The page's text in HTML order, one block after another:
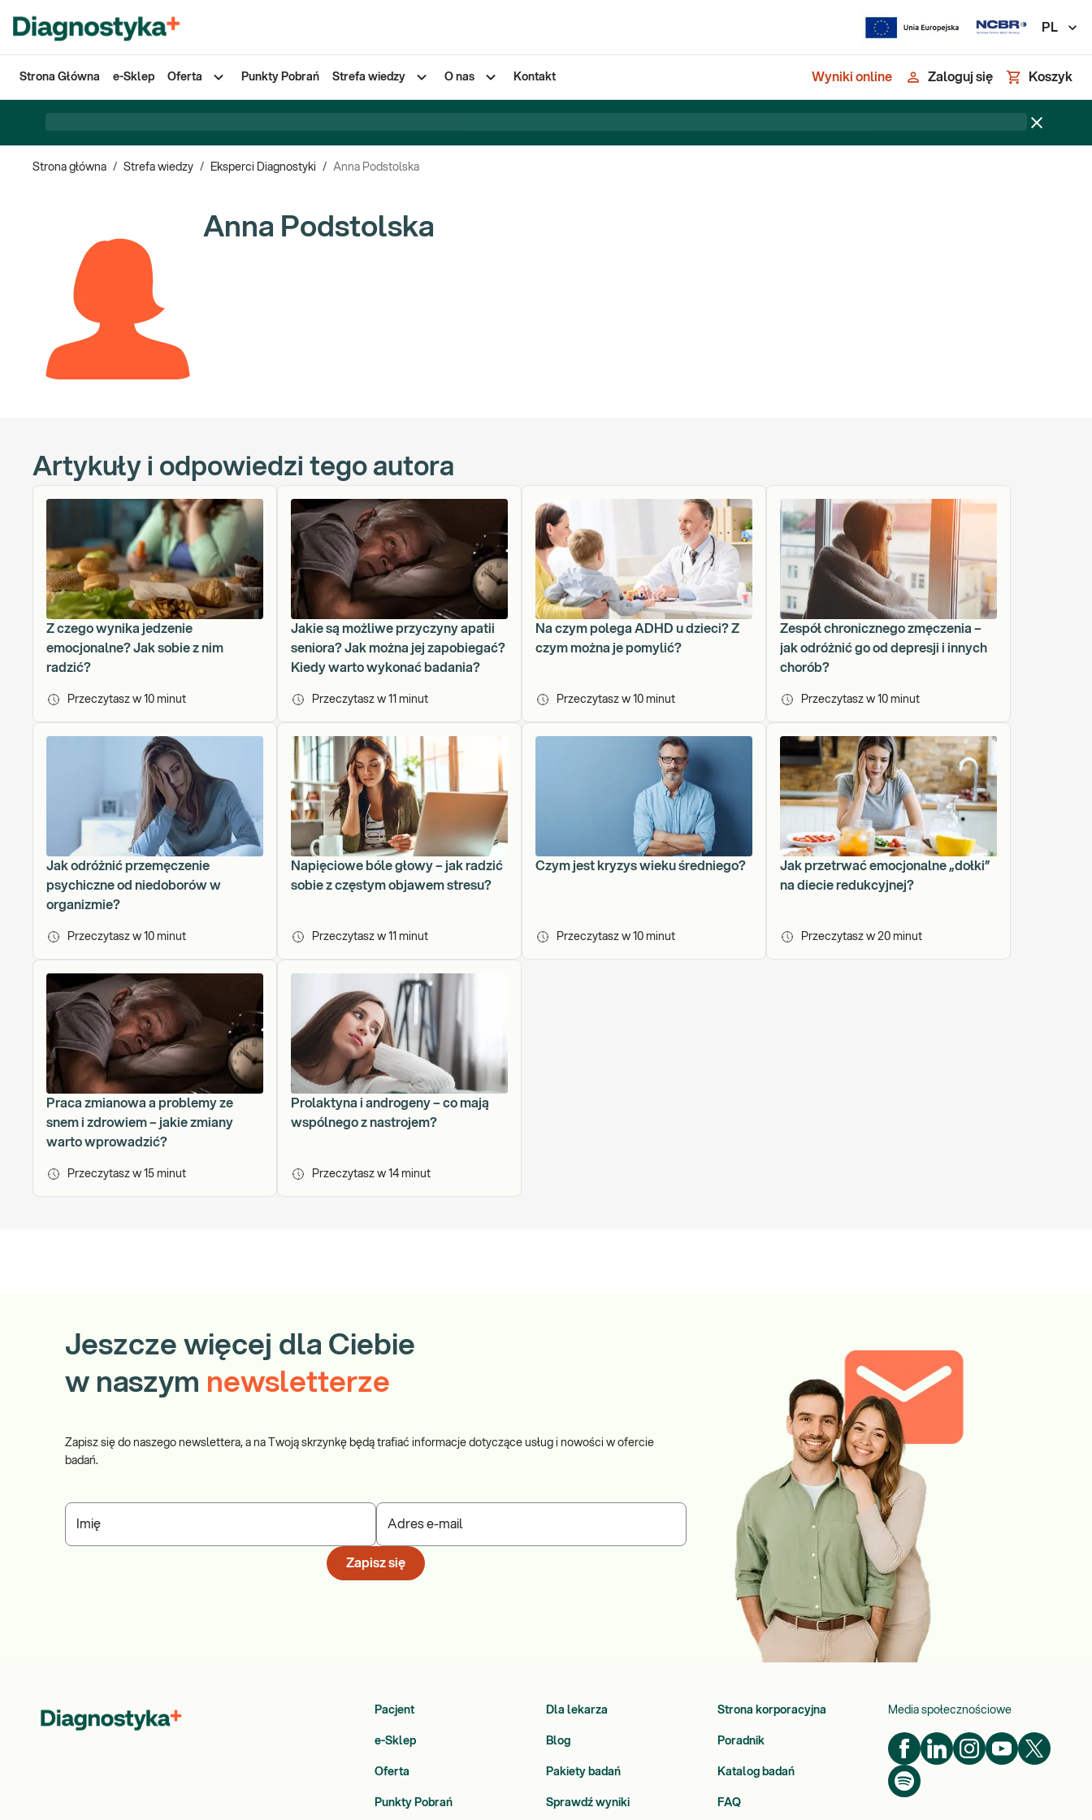
PL
Strona Główna e-Sklep Oferta Punkty Pobrań Strefa wiedzy O nas Kontakt Wyniki online Zaloguj się Koszyk
Strona główna / Strefa wiedzy / Eksperci Diagnostyki / Anna Podstolska
Anna Podstolska
Artykuły i odpowiedzi tego autora
Z czego wynika jedzenie
emocjonalne? Jak sobie z nim
radzić?
Przeczytasz w 10 minut
Jakie są możliwe przyczyny apatii
seniora? Jak można jej zapobiegać?
Kiedy warto wykonać badania?
Przeczytasz w 11 minut
Na czym polega ADHD u dzieci? Z
czym można je pomylić?
Przeczytasz w 10 minut
Zespół chronicznego zmęczenia –
jak odróżnić go od depresji i innych
chorób?
Przeczytasz w 10 minut
Jak odróżnić przemęczenie
psychiczne od niedoborów w
organizmie?
Przeczytasz w 10 minut
Napięciowe bóle głowy – jak radzić
sobie z częstym objawem stresu?
Przeczytasz w 11 minut
Czym jest kryzys wieku średniego?
Przeczytasz w 10 minut
Jak przetrwać emocjonalne „dołki”
na diecie redukcyjnej?
Przeczytasz w 20 minut
Praca zmianowa a problemy ze
snem i zdrowiem – jakie zmiany
warto wprowadzić?
Przeczytasz w 15 minut
Prolaktyna i androgeny – co mają
wspólnego z nastrojem?
Przeczytasz w 14 minut
Jeszcze więcej dla Ciebie
w naszym newsletterze
Zapisz się do naszego newslettera, a na Twoją skrzynkę będą trafiać informacje dotyczące usług i nowości w ofercie
badań.
Imię Adres e-mail
Zapisz się
Pacjent Dla lekarza Strona korporacyjna
e-Sklep Blog Poradnik
Oferta Pakiety badań Katalog badań
Punkty Pobrań Sprawdź wyniki FAQ
Media społecznościowe